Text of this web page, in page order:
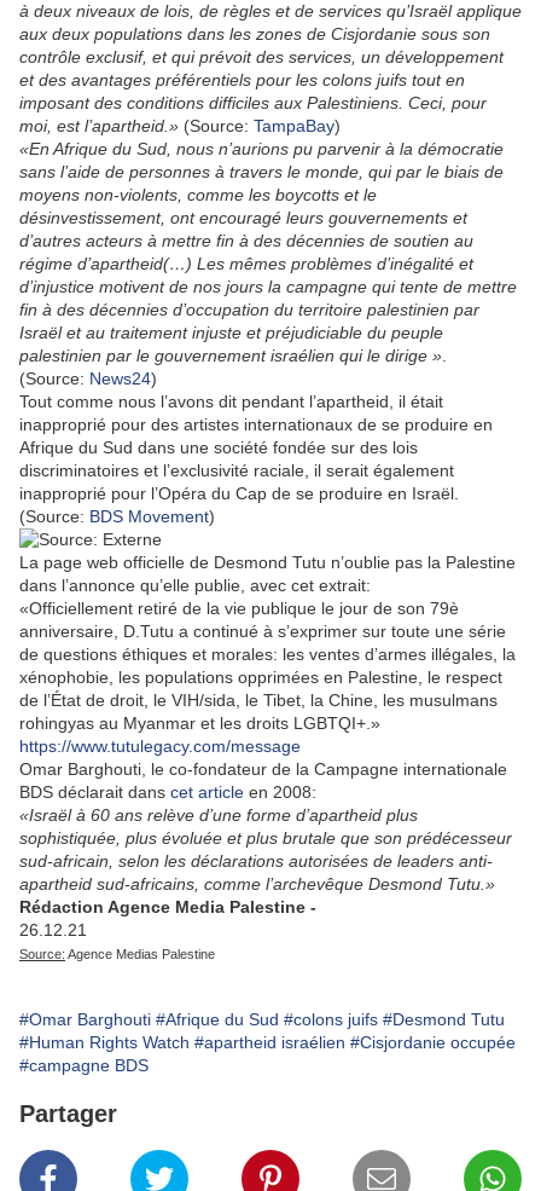
à deux niveaux de lois, de règles et de services qu’Israël applique
aux deux populations dans les zones de Cisjordanie sous son
contrôle exclusif, et qui prévoit des services, un développement
et des avantages préférentiels pour les colons juifs tout en
imposant des conditions difficiles aux Palestiniens. Ceci, pour
moi, est l’apartheid.» (Source: TampaBay)
«En Afrique du Sud, nous n’aurions pu parvenir à la démocratie
sans l’aide de personnes à travers le monde, qui par le biais de
moyens non-violents, comme les boycotts et le
désinvestissement, ont encouragé leurs gouvernements et
d’autres acteurs à mettre fin à des décennies de soutien au
régime d’apartheid(…) Les mêmes problèmes d’inégalité et
d’injustice motivent de nos jours la campagne qui tente de mettre
fin à des décennies d’occupation du territoire palestinien par
Israël et au traitement injuste et préjudiciable du peuple
palestinien par le gouvernement israélien qui le dirige »
(Source: News24)
Tout comme nous l’avons dit pendant l’apartheid, il était
inapproprié pour des artistes internationaux de se produire en
Afrique du Sud dans une société fondée sur des lois
discriminatoires et l’exclusivité raciale, il serait également
inapproprié pour l’Opéra du Cap de se produire en Israël.
(Source: BDS Movement)
La page web officielle de Desmond Tutu n’oublie pas la Palestine
dans l’annonce qu’elle publie, avec cet extrait:
«Officiellement retiré de la vie publique le jour de son 79è
anniversaire, D.Tutu a continué à s’exprimer sur toute une série
de questions éthiques et morales: les ventes d’armes illégales, la
xénophobie, les populations opprimées en Palestine, le respect
de l’État de droit, le VIH/sida, le Tibet, la Chine, les musulmans
rohingyas au Myanmar et les droits LGBTQI+.»
https://www.tutulegacy.com/message
Omar Barghouti, le co-fondateur de la Campagne internationale
BDS déclarait dans cet article en 2008:
«Israël à 60 ans relève d’une forme d’apartheid plus
sophistiquée, plus évoluée et plus brutale que son prédécesseur
sud-africain, selon les déclarations autorisées de leaders anti-
apartheid sud-africains, comme l’archevêque Desmond Tutu.»
Rédaction Agence Media Palestine -
26.12.21
Source: Agence Medias Palestine
#Omar Barghouti #Afrique du Sud #colons juifs #Desmond Tutu
#Human Rights Watch #apartheid israélien #Cisjordanie occupée
#campagne BDS
Partager